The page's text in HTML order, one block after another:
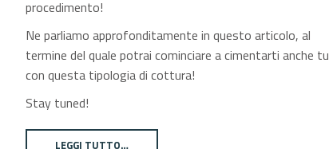
procedimento!
Ne parliamo approfonditamente in questo articolo, al
termine del quale potrai cominciare a cimentarti anche tu
con questa tipologia di cottura!
Stay tuned!
LEGGI TUTTO…